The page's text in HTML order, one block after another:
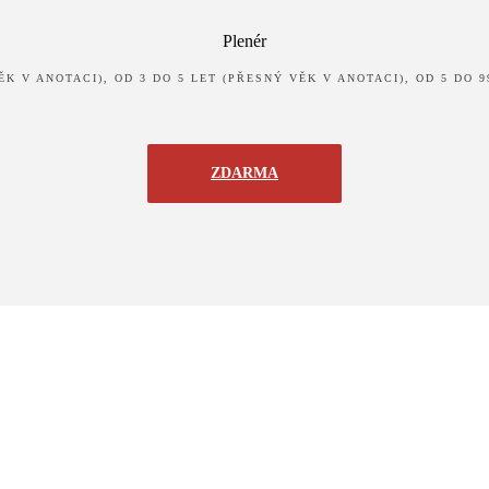
Plenér
V ANOTACI), OD 3 DO 5 LET (PŘESNÝ VĚK V ANOTACI), OD 5 DO
ZDARMA